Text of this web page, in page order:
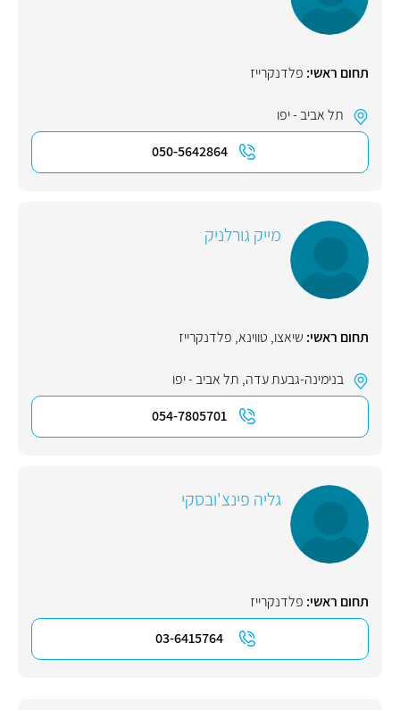
תחום ראשי: פלדנקרייז
תל אביב - יפו
050-5642864
מייק גורלניק
תחום ראשי: שיאצו, טווינא, פלדנקרייז
בנימינה-גבעת עדה, תל אביב - יפו
054-7805701
גליה פינצ'ובסקי
תחום ראשי: פלדנקרייז
03-6415764